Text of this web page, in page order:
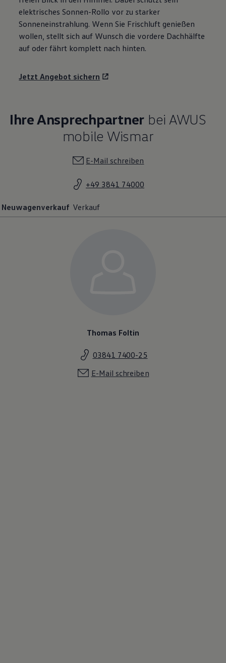
elektrisches Sonnen-Rollo vor zu starker
Sonneneinstrahlung. Wenn Sie Frischluft genießen
wollen, stellt sich auf Wunsch die vordere Dachhälfte
auf oder fährt komplett nach hinten.
Jetzt Angebot sichern
Ihre Ansprechpartner bei AWUS
mobile Wismar
E-Mail schreiben
+49 3841 74000
Neuwagenverkauf Verkauf
Thomas Foltin
03841 7400-25
E-Mail schreiben